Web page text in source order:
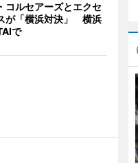
コルセアーズとエクセ
が「横浜対決」 横浜
で